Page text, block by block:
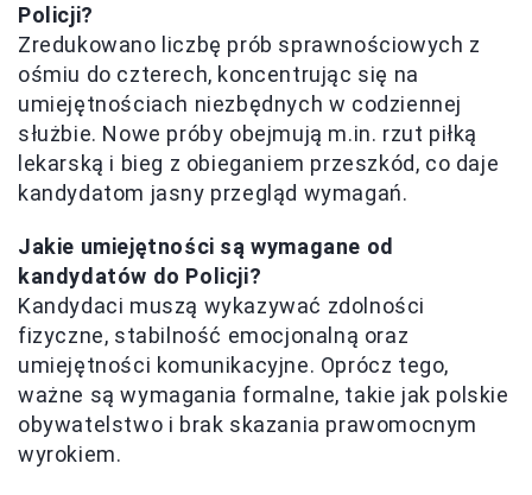
Policji?
Zredukowano liczbę prób sprawnościowych z
ośmiu do czterech, koncentrując się na
umiejętnościach niezbędnych w codziennej
służbie. Nowe próby obejmują m.in. rzut piłką
lekarską i bieg z obieganiem przeszkód, co daje
kandydatom jasny przegląd wymagań.
Jakie umiejętności są wymagane od
kandydatów do Policji?
Kandydaci muszą wykazywać zdolności
fizyczne, stabilność emocjonalną oraz
umiejętności komunikacyjne. Oprócz tego,
ważne są wymagania formalne, takie jak polskie
obywatelstwo i brak skazania prawomocnym
wyrokiem.